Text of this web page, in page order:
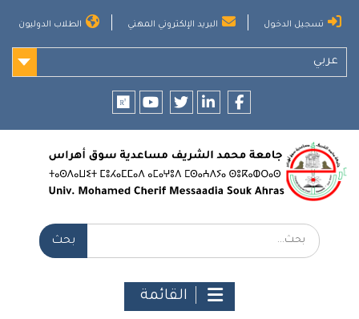
تسجيل الدخول البريد الإلكتروني المهني الطلاب الدوليون
عربي
بحث:
القائمة